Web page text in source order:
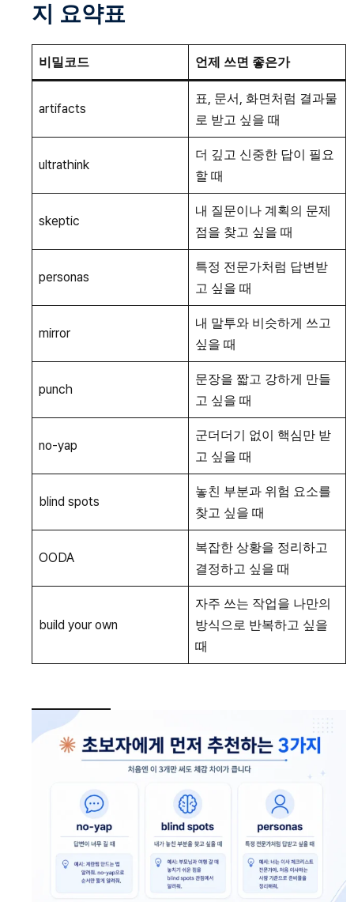
지 요약표
비밀코드 언제 쓰면 좋은가
artifacts
표, 문서, 화면처럼 결과물
로 받고 싶을 때
ultrathink
더 깊고 신중한 답이 필요
할 때
skeptic
내 질문이나 계획의 문제
점을 찾고 싶을 때
personas
특정 전문가처럼 답변받
고 싶을 때
mirror
내 말투와 비슷하게 쓰고
싶을 때
punch
문장을 짧고 강하게 만들
고 싶을 때
no-yap
군더더기 없이 핵심만 받
고 싶을 때
blind spots
놓친 부분과 위험 요소를
찾고 싶을 때
OODA
복잡한 상황을 정리하고
결정하고 싶을 때
build your own
자주 쓰는 작업을 나만의
방식으로 반복하고 싶을
때